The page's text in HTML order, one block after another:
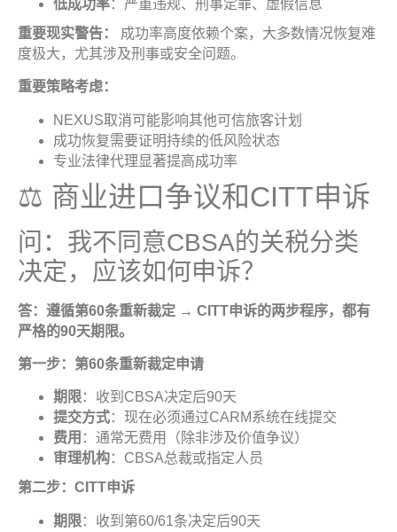
低成功率：严重违规、刑事定罪、虚假信息
重要现实警告：
成功率高度依赖个案，大多数情况恢复难
度极大，尤其涉及刑事或安全问题。
重要策略考虑：
NEXUS取消可能影响其他可信旅客计划
成功恢复需要证明持续的低风险状态
专业法律代理显著提高成功率
⚖️ 商业进口争议和CITT申诉
问：我不同意CBSA的关税分类
决定，应该如何申诉？
答：遵循第60条重新裁定 → CITT申诉的两步程序，都有
严格的90天期限。
第一步：第60条重新裁定申请
期限：收到CBSA决定后90天
提交方式：现在必须通过CARM系统在线提交
费用 ：通常无费用（除非涉及价值争议）
审理机构：CBSA总裁或指定人员
第二步： CITT申诉
期限：收到第60/61条决定后90天